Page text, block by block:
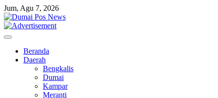
Skip
to
content
Jum, Agu 7, 2026
Beranda
Daerah
Bengkalis
Dumai
Kampar
Meranti